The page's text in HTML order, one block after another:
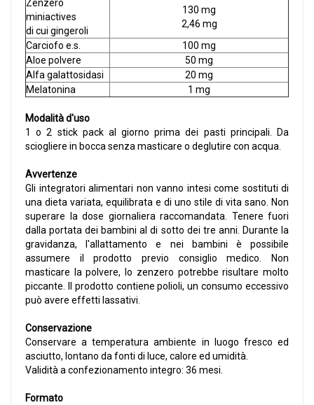
Zenzero
miniactives
di cui gingeroli
130 mg
2,46 mg
Carciofo e.s.
100 mg
Aloe polvere
50 mg
Alfa galattosidasi
20 mg
Melatonina
1 mg
Modalità d'uso
1 o 2 stick pack al giorno prima dei pasti principali. Da
sciogliere in bocca senza masticare o deglutire con acqua.
Avvertenze
Gli integratori alimentari non vanno intesi come sostituti di
una dieta variata, equilibrata e di uno stile di vita sano. Non
superare la dose giornaliera raccomandata. Tenere fuori
dalla portata dei bambini al di sotto dei tre anni. Durante la
gravidanza, l'allattamento e nei bambini è possibile
assumere il prodotto previo consiglio medico. Non
masticare la polvere, lo zenzero potrebbe risultare molto
piccante. Il prodotto contiene polioli, un consumo eccessivo
può avere effetti lassativi.
Conservazione
Conservare a temperatura ambiente in luogo fresco ed
asciutto, lontano da fonti di luce, calore ed umidità.
Validità a confezionamento integro: 36 mesi.
Formato